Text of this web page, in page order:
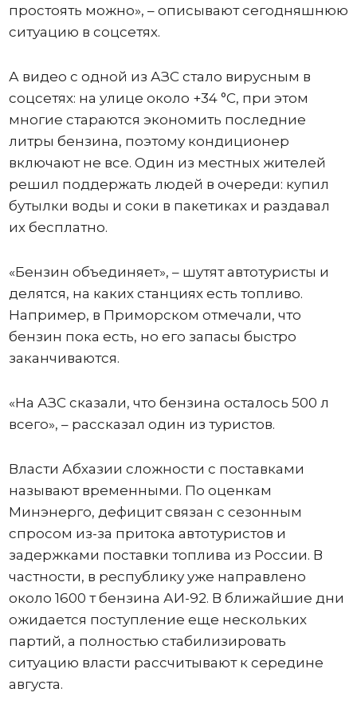
простоять можно», – описывают сегодняшнюю
ситуацию в соцсетях.
А видео с одной из АЗС стало вирусным в
соцсетях: на улице около +34 °C, при этом
многие стараются экономить последние
литры бензина, поэтому кондиционер
включают не все. Один из местных жителей
решил поддержать людей в очереди: купил
бутылки воды и соки в пакетиках и раздавал
их бесплатно.
«Бензин объединяет», – шутят автотуристы и
делятся, на каких станциях есть топливо.
Например, в Приморском отмечали, что
бензин пока есть, но его запасы быстро
заканчиваются.
«На АЗС сказали, что бензина осталось 500 л
всего», – рассказал один из туристов.
Власти Абхазии сложности с поставками
называют временными. По оценкам
Минэнерго, дефицит связан с сезонным
спросом из-за притока автотуристов и
задержками поставки топлива из России. В
частности, в республику уже направлено
около 1600 т бензина АИ-92. В ближайшие дни
ожидается поступление еще нескольких
партий, а полностью стабилизировать
ситуацию власти рассчитывают к середине
августа.